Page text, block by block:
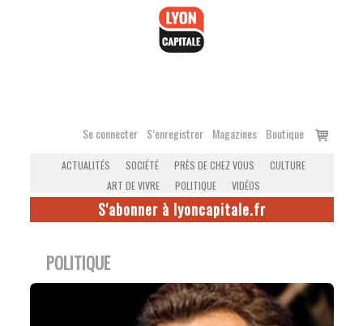
Se connecter S’enregistrer Magazines Boutique
Voir
ACTUALITÉS SOCIÉTÉ PRÈS DE CHEZ VOUS
CULTURE
ART DE VIVRE
POLITIQUE VIDÉOS
S'abonner à lyoncapitale.fr
POLITIQUE